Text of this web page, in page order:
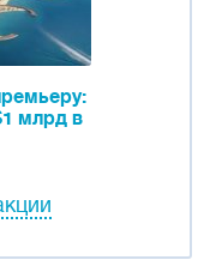
млрд в